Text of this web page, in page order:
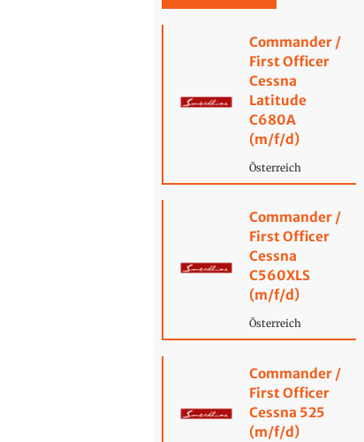
Commander /
First Officer
Cessna
Latitude
C680A
(m/f/d)
Österreich
Commander /
First Officer
Cessna
C560XLS
(m/f/d)
Österreich
Commander /
First Officer
Cessna 525
(m/f/d)